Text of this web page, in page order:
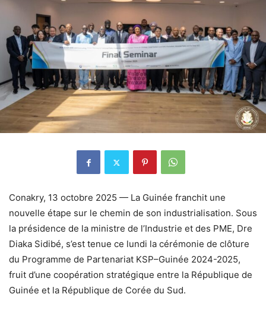
Conakry, 13 octobre 2025 — La Guinée franchit une
nouvelle étape sur le chemin de son industrialisation. Sous
la présidence de la ministre de l’Industrie et des PME, Dre
Diaka Sidibé, s’est tenue ce lundi la cérémonie de clôture
du Programme de Partenariat KSP–Guinée 2024-2025,
fruit d’une coopération stratégique entre la République de
Guinée et la République de Corée du Sud.